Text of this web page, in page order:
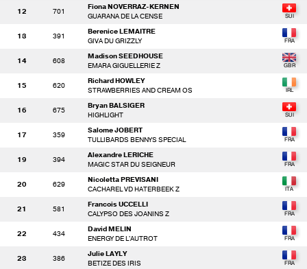
12 701
Fiona NOVERRAZ-KERNEN
GUARANA DE LA CENSE
13 391
Berenice LEMAITRE
GIVA DU GRIZZLY
14 608
Madison SEEDHOUSE
EMARA GIGUELLERIE Z
15 620
Richard HOWLEY
STRAWBERRIES AND CREAM OS
16 675
Bryan BALSIGER
HIGHLIGHT
17 359
Salome JOBERT
TULLIBARDS BENNYS SPECIAL
19 394
Alexandre LERICHE
MAGIC STAR DU SEIGNEUR
20 629
Nicoletta PREVISANI
CACHAREL VD HATERBEEK Z
21 581
Francois UCCELLI
CALYPSO DES JOANINS Z
22 434
David MELIN
ENERGY DE L'AUTROT
23 386
Julie LAYLY
BETIZE DES IRIS